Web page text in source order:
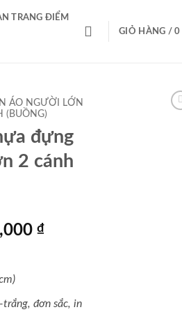
TRANG ĐIỂM
GIỎ HÀNG /0
ÁO NGƯỜI LỚN
(BUỒNG)
đựng
2 cánh
₫.
₫Giá
2,199,000 ₫.
đơn sắc, in